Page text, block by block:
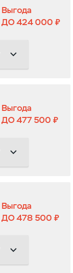
Выгода
ДО 424 000 ₽
Выгода
ДО 477 500 ₽
Выгода
ДО 478 500 ₽